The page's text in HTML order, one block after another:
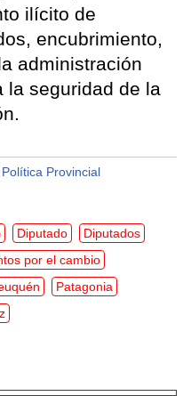
ilícito de
encubrimiento,
administración
la seguridad de la
Política Provincial
Diputado
Diputados
por el cambio
Patagonia